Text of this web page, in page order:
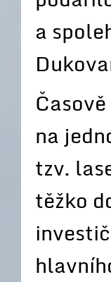
a
na
tzv.
těžko